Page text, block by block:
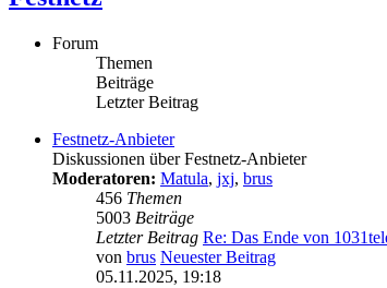
Forum
Themen
Beiträge
Letzter Beitrag
Festnetz-Anbieter
Diskussionen über Festnetz-Anbieter
Moderatoren: Matula, jxj, brus
456 Themen
5003 Beiträge
Letzter Beitrag Re: Das Ende von
von brus Neuester Beitrag
05.11.2025, 19:18